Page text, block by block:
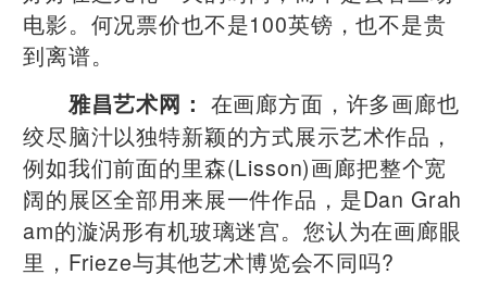
电影。何况票价也不是100英镑，也不是贵
到离谱。
雅昌艺术网： 在画廊方面，许多画廊也
绞尽脑汁以独特新颖的方式展示艺术作品，
例如我们前面的里森(Lisson)画廊把整个宽
阔的展区全部用来展一件作品，是Dan Grah
am的漩涡形有机玻璃迷宫。您认为在画廊眼
里，Frieze与其他艺术博览会不同吗?